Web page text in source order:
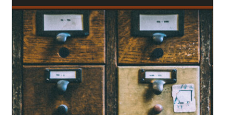
EL MEU COMPTE
CERCAR
WISHLIST